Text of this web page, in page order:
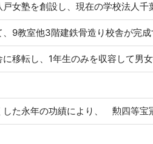
女塾を創設し、現在の学校法人千
9教室他3階建鉄骨造り校舎が完成
移転し、1年生のみを収容して男女
た永年の功績により、 勲四等宝